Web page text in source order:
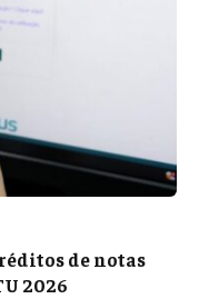
de notas
2026